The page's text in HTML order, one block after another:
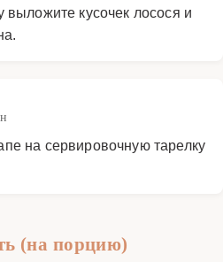
кусочек лосося и
на сервировочную тарелку
(на порцию)